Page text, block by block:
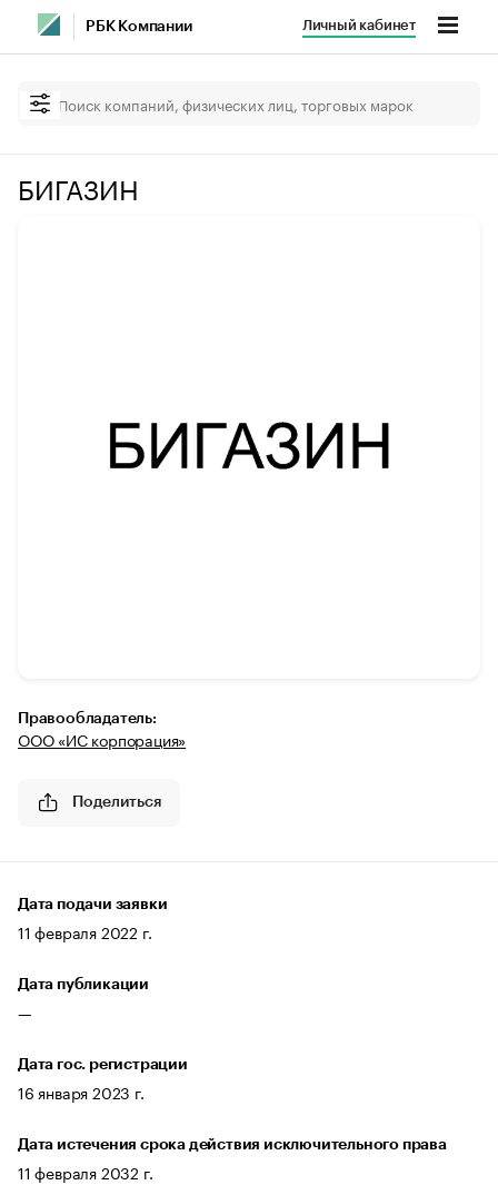
РБК Компании Личный кабинет
БИГАЗИН
Правообладатель:
ООО «ИС корпорация»
Поделиться
Дата подачи заявки
11 февраля 2022 г.
Дата публикации
—
Дата гос. регистрации
16 января 2023 г.
Дата истечения срока действия исключительного права
11 февраля 2032 г.